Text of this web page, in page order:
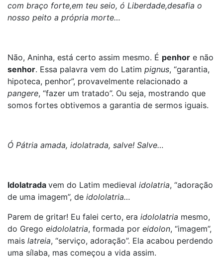
com braço forte,em teu seio, ó Liberdade,desafia o
nosso peito a própria morte…
Não, Aninha, está certo assim mesmo. É penhor e não
senhor. Essa palavra vem do Latim pignus, “garantia,
hipoteca, penhor”, provavelmente relacionado a
pangere, “fazer um tratado”. Ou seja, mostrando que
somos fortes obtivemos a garantia de sermos iguais.
Ó Pátria amada, idolatrada, salve! Salve…
Idolatrada vem do Latim medieval idolatria, “adoração
de uma imagem”, de idololatria…
Parem de gritar! Eu falei certo, era idololatria mesmo,
do Grego eidololatria, formada por eidolon, “imagem”,
mais latreia, “serviço, adoração”. Ela acabou perdendo
uma sílaba, mas começou a vida assim.